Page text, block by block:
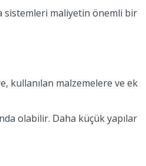
sistemleri maliyetin önemli bir
kullanılan malzemelere ve ek
olabilir. Daha küçük yapılar